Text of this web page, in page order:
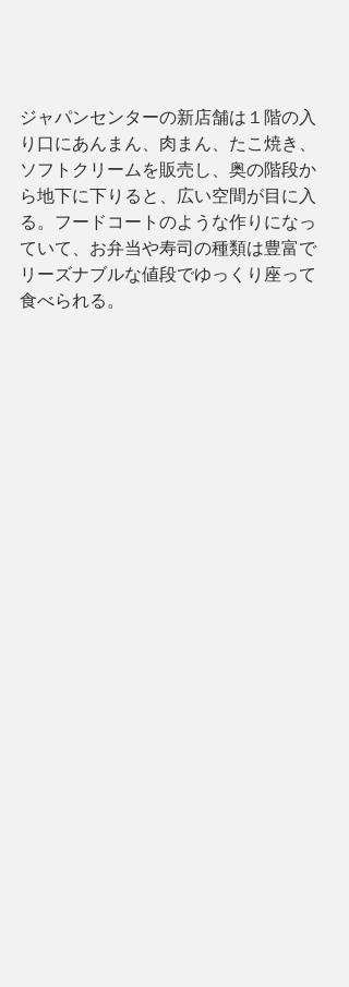
ジャパンセンターの新店舗は１階の入
り口にあんまん、肉まん、たこ焼き、
ソフトクリームを販売し、奥の階段か
ら地下に下りると、広い空間が目に入
る。フードコートのような作りになっ
ていて、お弁当や寿司の種類は豊富で
リーズナブルな値段でゆっくり座って
食べられる。